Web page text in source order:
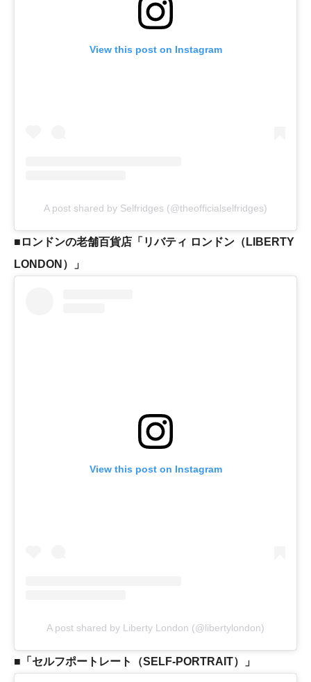
View this post on Instagram
A post shared by Selfridges (@theofficialselfridges)
■ ロンドンの老舗百貨店「リバティ ロンドン（LIBERTY
LONDON）」
View this post on Instagram
A post shared by Liberty London (@libertylondon)
■「セルフポートレート（SELF-PORTRAIT）」